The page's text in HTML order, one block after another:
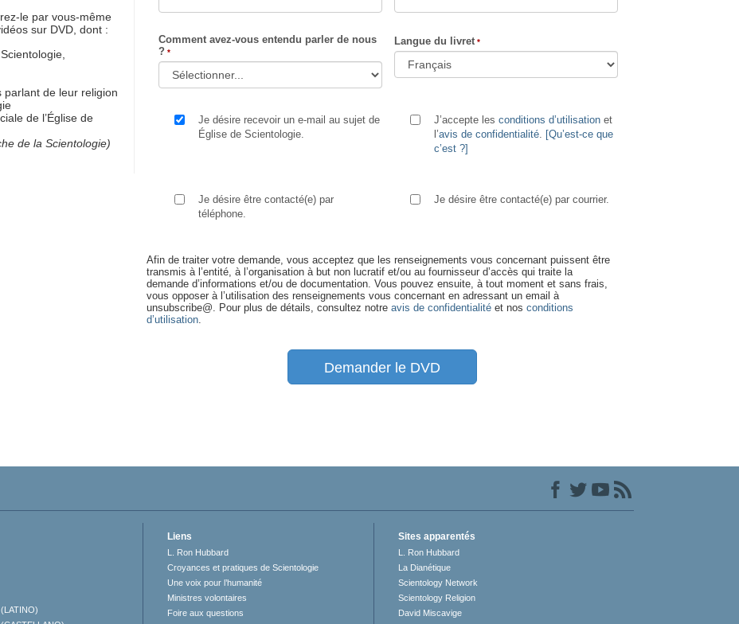
le par vous-même
sur DVD, dont :
parlant de leur religion
de l’Église de
de la Scientologie)
Comment avez-vous entendu parler de nous
?
Langue du livret
Je désire recevoir un e-mail au sujet de
Église de Scientologie.
J’accepte lesconditions d’utilisation et
l’avis de confidentialité. [Qu’est-ce que
c’est ?]
Je désire être contacté(e) par
téléphone.
Je désire être contacté(e) par courrier.
Afin de traiter votre demande, vous acceptez que les renseignements vous concernant puissent être
transmis à l’entité, à l’organisation à but non lucratif et/ou au fournisseur d’accès qui traite la
demande d’informations et/ou de documentation. Vous pouvez ensuite, à tout moment et sans frais,
vous opposer à l’utilisation des renseignements vous concernant en adressant un email à
unsubscribe@. Pour plus de détails, consultez notreavis de confidentialité et nosconditions
d’utilisation.
Demander le DVD
Liens
L. Ron Hubbard
Croyances et pratiques de Scientologie
Une voix pour l’humanité
Ministres volontaires
Foire aux questions
Sites apparentés
L. Ron Hubbard
La Dianétique
Scientology Network
Scientology Religion
David Miscavige